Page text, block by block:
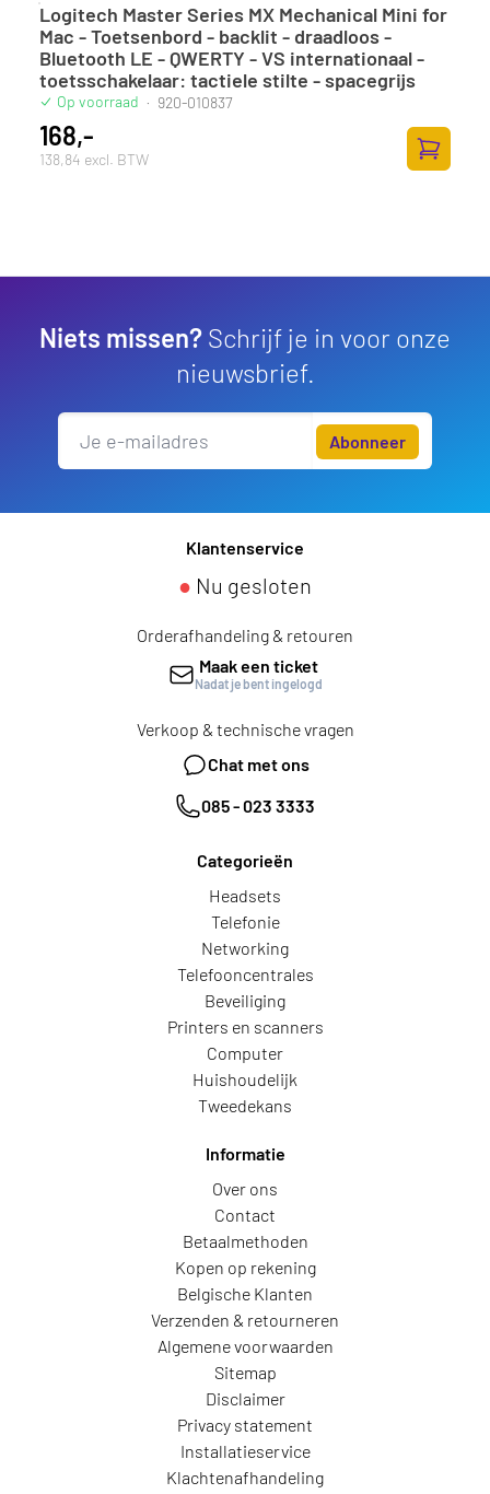
Logitech Master Series MX Mechanical Mini for
Mac - Toetsenbord - backlit - draadloos -
Bluetooth LE - QWERTY - VS internationaal -
toetsschakelaar: tactiele stilte - spacegrijs
Op voorraad · 920-010837
168,-
138,84 excl. BTW
Niets missen? Schrijf je in voor onze
nieuwsbrief.
Abonneer
Klantenservice
● Nu gesloten
Orderafhandeling & retouren
Maak een ticket
Nadat je bent ingelogd
Verkoop & technische vragen
Chat met ons
085 - 023 3333
Categorieën
Headsets
Telefonie
Networking
Telefooncentrales
Beveiliging
Printers en scanners
Computer
Huishoudelijk
Tweedekans
Informatie
Over ons
Contact
Betaalmethoden
Kopen op rekening
Belgische Klanten
Verzenden & retourneren
Algemene voorwaarden
Sitemap
Disclaimer
Privacy statement
Installatieservice
Klachtenafhandeling